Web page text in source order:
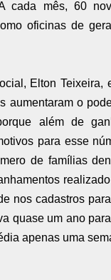
cada mês, 60
oficinas de
Elton
aumentaram o
além de
para esse
de famílias
nos cadastros
quase um ano
apenas uma